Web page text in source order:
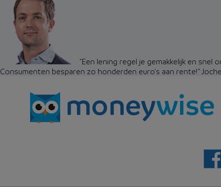
"Een lening regel je gemakkelijk en
Consumenten besparen zo honderden euro's aan rente!"